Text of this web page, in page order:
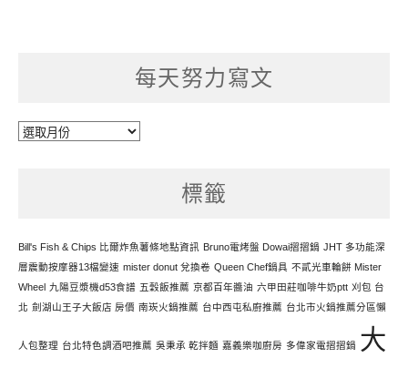
每天努力寫文
每
標籤
Bill's Fish & Chips 比爾炸魚薯條地點資訊 Bruno電烤盤 Dowai摺摺鍋 JHT 多功能深
層震動按摩器13檔變速 mister donut 兌換卷 Queen Chef鍋具 不貳光車輪餅 Mister
Wheel 九陽豆漿機d53食譜 五穀飯推薦 京都百年醬油 六甲田莊咖啡牛奶ptt 刈包 台
北 劍湖山王子大飯店 房價 南崁火鍋推薦 台中西屯私廚推薦 台北市火鍋推薦分區懶
人包整理 台北特色調酒吧推薦 吳秉承 乾拌麵 嘉義樂咖廚房 多偉家電摺摺鍋 大